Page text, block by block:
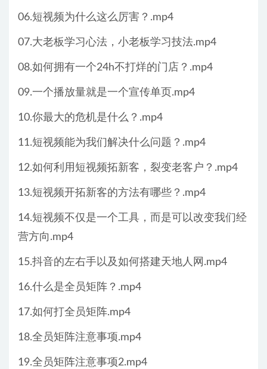
06.短视频为什么这么厉害？.mp4
07.大老板学习心法，小老板学习技法.mp4
08.如何拥有一个24h不打烊的门店？.mp4
09.一个播放量就是一个宣传单页.mp4
10.你最大的危机是什么？.mp4
11.短视频能为我们解决什么问题？.mp4
12.如何利用短视频拓新客，裂变老客户？.mp4
13.短视频开拓新客的方法有哪些？.mp4
14.短视频不仅是一个工具，而是可以改变我们经
营方向.mp4
15.抖音的左右手以及如何搭建天地人网.mp4
16.什么是全员矩阵？.mp4
17.如何打全员矩阵.mp4
18.全员矩阵注意事项.mp4
19.全员矩阵注意事项2.mp4